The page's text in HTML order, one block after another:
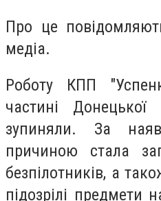
Про це
медіа.
Роботу КПП
частині Донецької
зупиняли. За
причиною стала
безпілотників, а
підозрілі предмети